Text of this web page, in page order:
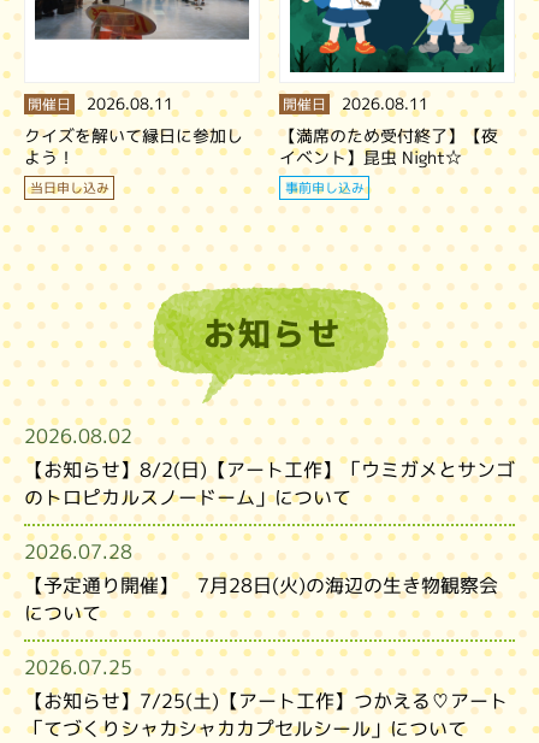
開催日 2026.08.11
クイズを解いて縁日に参加し
よう！
当日申し込み
開催日 2026.08.11
【満席のため受付終了】【夜
イベント】昆虫 Night☆
事前申し込み
2026.08.02
【お知らせ】8/2(日)【アート工作】「ウミガメとサンゴ
のトロピカルスノードーム」について
2026.07.28
【予定通り開催】 7月28日(火)の海辺の生き物観察会
について
2026.07.25
【お知らせ】7/25(土)【アート工作】つかえる♡アート
「てづくりシャカシャカカプセルシール」について